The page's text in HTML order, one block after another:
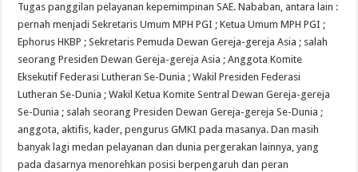
Tugas panggilan pelayanan kepemimpinan SAE. Nababan, antara lain :
pernah menjadi Sekretaris Umum MPH PGI ; Ketua Umum MPH PGI ;
Ephorus HKBP ; Sekretaris Pemuda Dewan Gereja-gereja Asia ; salah
seorang Presiden Dewan Gereja-gereja Asia ; Anggota Komite
Eksekutif Federasi Lutheran Se-Dunia ; Wakil Presiden Federasi
Lutheran Se-Dunia ; Wakil Ketua Komite Sentral Dewan Gereja-gereja
Se-Dunia ; salah seorang Presiden Dewan Gereja-gereja Se-Dunia ;
anggota, aktifis, kader, pengurus GMKI pada masanya. Dan masih
banyak lagi medan pelayanan dan dunia pergerakan lainnya, yang
pada dasarnya menorehkan posisi berpengaruh dan peran